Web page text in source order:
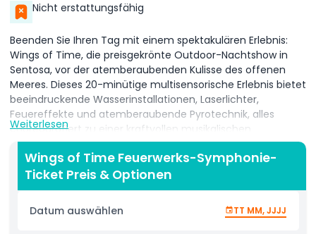
Nicht erstattungsfähig
Beenden Sie Ihren Tag mit einem spektakulären Erlebnis:
Wings of Time, die preisgekrönte Outdoor-Nachtshow in
Sentosa, vor der atemberaubenden Kulisse des offenen
Meeres. Dieses 20-minütige multisensorische Erlebnis bietet
beeindruckende Wasserinstallationen, Laserlichter,
Feuereffekte und atemberaubende Pyrotechnik, alles
choreografiert zu einer kraftvollen musikalischen
Begleitung.
Die Geschichte folgt Shahbaz, einem majestätischen
prähistorischen Vogel, der zusammen mit seinen Freunden
sie visuell fesselnde Interpretationen historischer Epochen
Weiterlesen
Wings of Time Feuerwerks-Symphonie-
Ticket Preis & Optionen
Datum auswählen TT MM, JJJJ